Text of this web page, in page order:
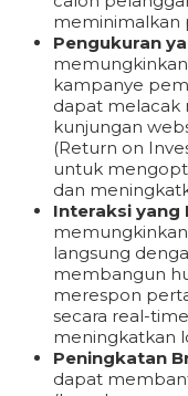
meminimalkan
Pengukuran
kampanye
dapat melacak
kunjungan
(Return on
untuk
dan
Interaksi yang
langsung
membangun
merespon
secara real-
meningkatkan
Peningkatan
dapat